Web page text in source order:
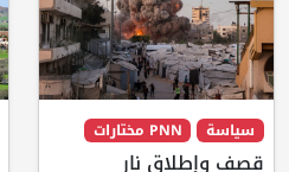
سياسة PNN مختارات
قصف وإطلاق نار